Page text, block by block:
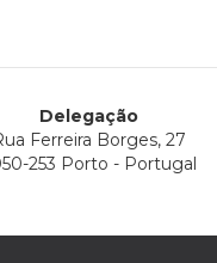
Delegação
Ferreira Borges, 27
253 Porto - Portugal